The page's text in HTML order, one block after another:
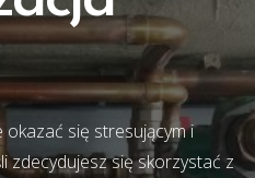
się stresującym i
zdecydujesz się skorzystać z